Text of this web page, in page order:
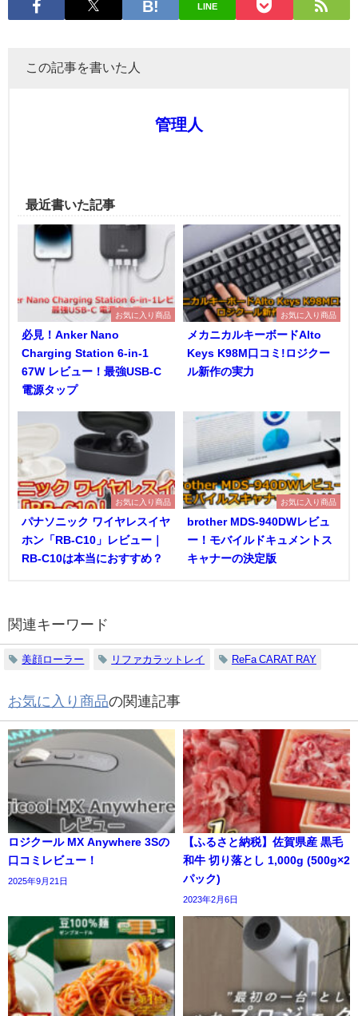
LINE
この記事を書いた人
管理人
最近書いた記事
お気に入り商品
必見！Anker Nano
Charging Station 6-in-1
67W レビュー！最強USB-C
電源タップ
お気に入り商品
メカニカルキーボードAlto
Keys K98M口コミ!ロジクー
ル新作の実力
お気に入り商品
パナソニック ワイヤレスイヤ
ホン「RB-C10」レビュー｜
RB-C10は本当におすすめ？
お気に入り商品
brother MDS-940DWレビュ
ー！モバイルドキュメントス
キャナーの決定版
関連キーワード
美顔ローラー リファカラットレイ ReFa CARAT RAY
お気に入り商品の関連記事
ロジクール MX Anywhere 3Sの
口コミレビュー！
2025年9月21日
【ふるさと納税】佐賀県産 黒毛
和牛 切り落とし 1,000g (500g×2
パック)
2023年2月6日